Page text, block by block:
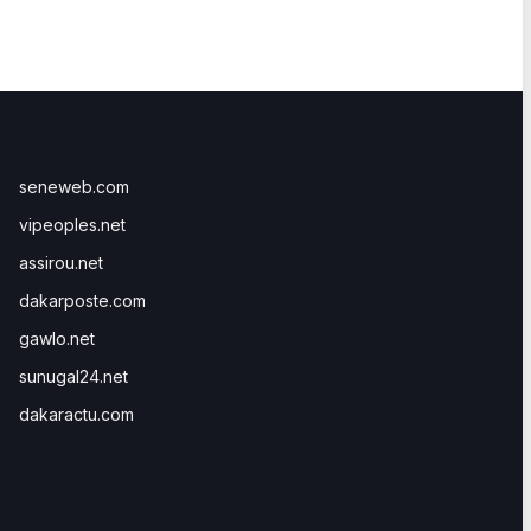
seneweb.com
vipeoples.net
assirou.net
dakarposte.com
gawlo.net
sunugal24.net
dakaractu.com